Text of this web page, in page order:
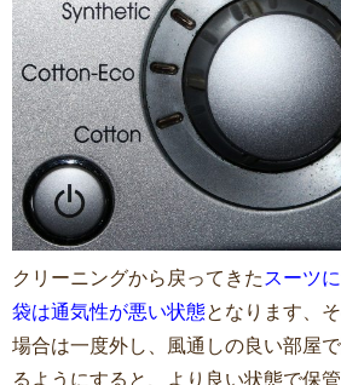
クリーニングから戻ってきたスーツ
袋は通気性が悪い状態となります、
場合は一度外し、風通しの良い部屋
るようにすると、より良い状態で保